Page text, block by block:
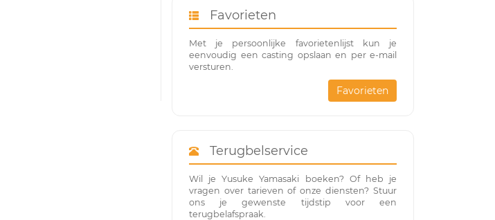
Favorieten
Met je persoonlijke favorietenlijst kun je
eenvoudig een casting opslaan en per e-mail
versturen.
Favorieten
Terugbelservice
Wil je Yusuke Yamasaki boeken? Of heb je
vragen over tarieven of onze diensten? Stuur
ons je gewenste tijdstip voor een
terugbelafspraak.